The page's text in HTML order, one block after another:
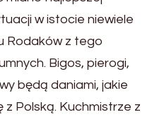
w istocie niewiele
Rodaków z tego
Bigos, pierogi,
będą daniami, jakie
Polską. Kuchmistrze z